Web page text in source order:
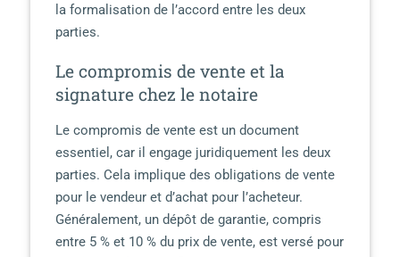
la formalisation de l’accord entre les deux
parties.
Le compromis de vente et la
signature chez le notaire
Le compromis de vente est un document
essentiel, car il engage juridiquement les deux
parties. Cela implique des obligations de vente
pour le vendeur et d’achat pour l’acheteur.
Généralement, un dépôt de garantie, compris
entre 5 % et 10 % du prix de vente, est versé pour